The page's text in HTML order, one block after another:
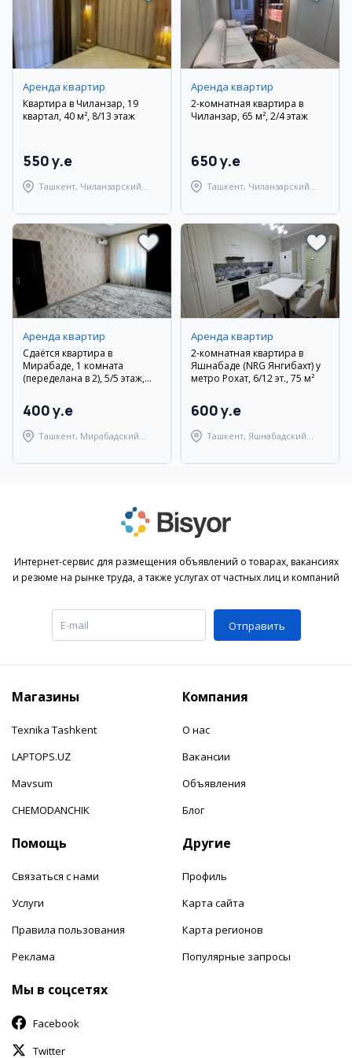
Аренда квартир
Квартира в Чиланзар, 19
квартал, 40 м², 8/13 этаж
550 y.e
Ташкент, Чиланзарский
Аренда квартир
2-комнатная квартира в
Чиланзар, 65 м², 2/4 этаж
650 y.e
Ташкент, Чиланзарский
Аренда квартир
Сдаётся квартира в
Мирабаде, 1 комната
(переделана в 2), 5/5 этаж,
400 y.e
Ташкент, Мирабадский
Аренда квартир
2-комнатная квартира в
Яшнабаде (NRG Янгибахт) у
метро Рохат, 6/12 эт., 75 м²
600 y.e
Ташкент, Яшнабадский
Интернет-сервис для размещения объявлений о товарах, вакансиях
и резюме на рынке труда, а также услугах от частных лиц и компаний
Отправить
Магазины
Texnika Tashkent
LAPTOPS.UZ
Mavsum
CHEMODANCHIK
Компания
О нас
Вакансии
Объявления
Блог
Помощь
Связаться с нами
Услуги
Правила пользования
Реклама
Другие
Профиль
Карта сайта
Карта регионов
Популярные запросы
Мы в соцсетях
Facebook
Twitter